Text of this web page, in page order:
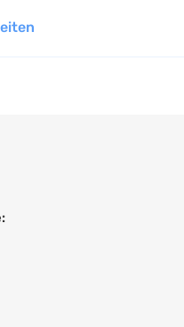
opstellen